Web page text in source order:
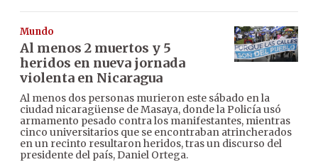
Mundo
Al menos 2 muertos y 5
heridos en nueva jornada
violenta en Nicaragua
Al menos dos personas murieron este sábado en la
ciudad nicaragüense de Masaya, donde la Policía usó
armamento pesado contra los manifestantes, mientras
cinco universitarios que se encontraban atrincherados
en un recinto resultaron heridos, tras un discurso del
presidente del país, Daniel Ortega.